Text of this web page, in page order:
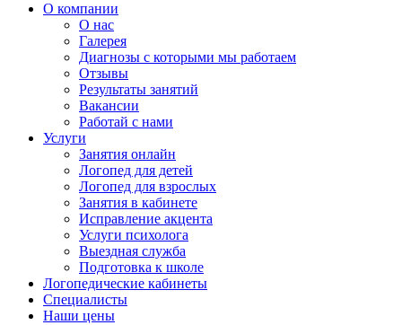
О компании
О нас
Галерея
Диагнозы с которыми мы работаем
Отзывы
Результаты занятий
Вакансии
Работай с нами
Услуги
Занятия онлайн
Логопед для детей
Логопед для взрослых
Занятия в кабинете
Исправление акцента
Услуги психолога
Выездная служба
Подготовка к школе
Логопедические кабинеты
Специалисты
Наши цены